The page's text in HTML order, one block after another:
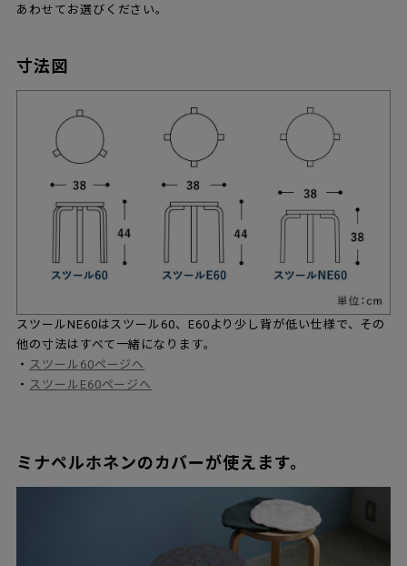
あわせてお選びください。
寸法図
スツールNE60はスツール60、E60より少し背が低い仕様で、その
他の寸法はすべて一緒になります。
・ スツール60ページへ
・ スツールE60ページへ
ミナペルホネンのカバーが使えます。